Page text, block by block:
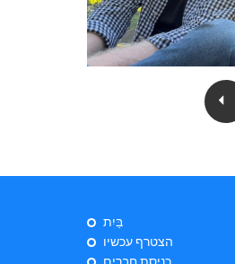
בַּיִת
הצטרף עכשיו